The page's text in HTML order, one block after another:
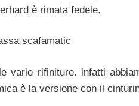
è rimata fedele.
varie rifiniture. infatti
è la versione con il